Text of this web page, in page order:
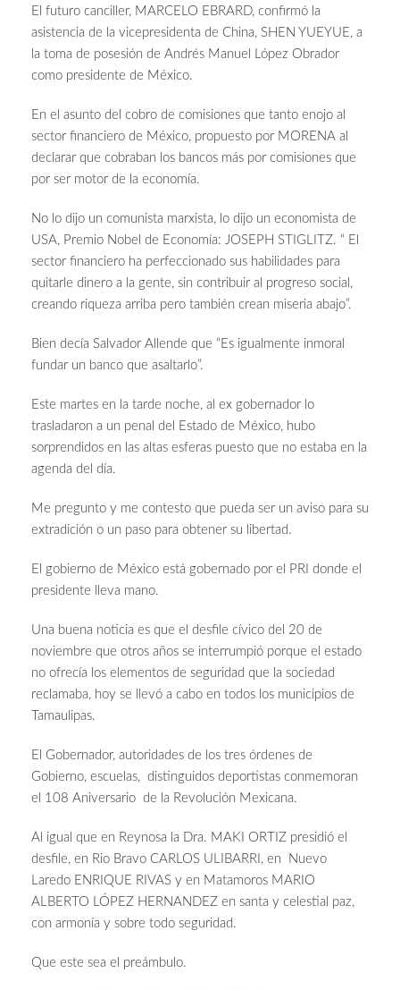
El futuro canciller, MARCELO EBRARD, confirmó la
asistencia de la vicepresidenta de China, SHEN YUEYUE, a
la toma de posesión de Andrés Manuel López Obrador
como presidente de México.
En el asunto del cobro de comisiones que tanto enojo al
sector financiero de México, propuesto por MORENA al
declarar que cobraban los bancos más por comisiones que
por ser motor de la economía.
No lo dijo un comunista marxista, lo dijo un economista de
USA, Premio Nobel de Economía: JOSEPH STIGLITZ. “ El
sector financiero ha perfeccionado sus habilidades para
quitarle dinero a la gente, sin contribuir al progreso social,
creando riqueza arriba pero también crean miseria abajo”.
Bien decía Salvador Allende que “Es igualmente inmoral
fundar un banco que asaltarlo”.
Este martes en la tarde noche, al ex gobernador lo
trasladaron a un penal del Estado de México, hubo
sorprendidos en las altas esferas puesto que no estaba en la
agenda del día.
Me pregunto y me contesto que pueda ser un aviso para su
extradición o un paso para obtener su libertad.
El gobierno de México está gobernado por el PRI donde el
presidente lleva mano.
Una buena noticia es que el desfile cívico del 20 de
noviembre que otros años se interrumpió porque el estado
no ofrecía los elementos de seguridad que la sociedad
reclamaba, hoy se llevó a cabo en todos los municipios de
Tamaulipas.
El Gobernador, autoridades de los tres órdenes de
Gobierno, escuelas, distinguidos deportistas conmemoran
el 108 Aniversario de la Revolución Mexicana.
Al igual que en Reynosa la Dra. MAKI ORTIZ presidió el
desfile, en Rio Bravo CARLOS ULIBARRI, en Nuevo
Laredo ENRIQUE RIVAS y en Matamoros MARIO
ALBERTO LÓPEZ HERNANDEZ en santa y celestial paz,
con armonía y sobre todo seguridad.
Que este sea el preámbulo.